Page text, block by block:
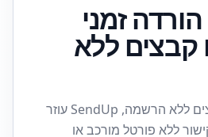
זמני
קבצים ללא
כאשר צריך העלו קבצים ללא הרשמה, SendUp עוזר
ללא פורטל מורכב או